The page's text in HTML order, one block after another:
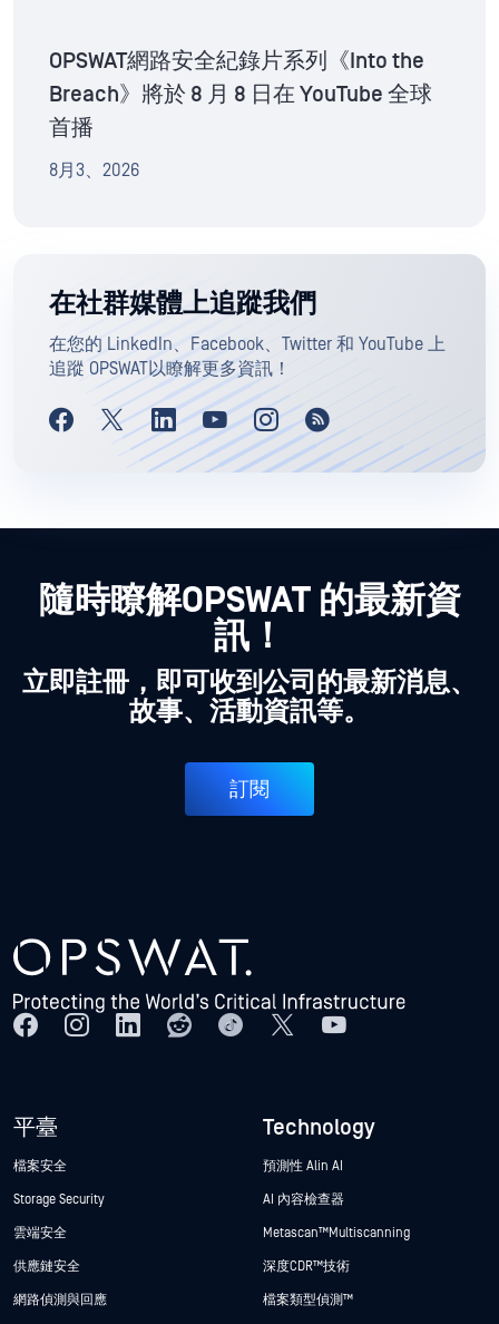
OPSWAT網路安全紀錄片系列《Into the
Breach》將於 8 月 8 日在 YouTube 全球
首播
8月3、2026
在社群媒體上追蹤我們
在您的 LinkedIn、Facebook、Twitter 和 YouTube 上
追蹤 OPSWAT以瞭解更多資訊！
隨時瞭解OPSWAT 的最新資
訊！
立即註冊，即可收到公司的最新消息、
故事、活動資訊等。
訂閱
平臺
檔案安全
Storage Security
雲端安全
供應鏈安全
網路偵測與回應
Technology
預測性 Alin AI
AI 內容檢查器
Metascan™ Multiscanning
深度CDR™技術
檔案類型偵測™